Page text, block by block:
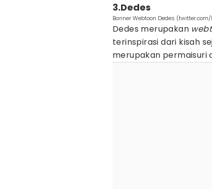
3.Dedes
Banner Webtoon Dedes
Dedes merupakan
terinspirasi dari kisah
merupakan permaisuri